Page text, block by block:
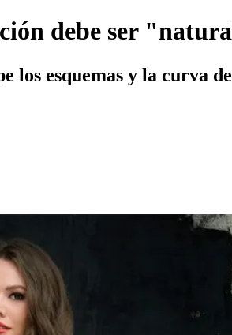
debe ser
esquemas y la curva